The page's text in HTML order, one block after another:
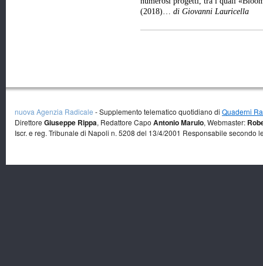
(2018)… di Giovanni Lauricella
nuova Agenzia Radicale - Supplemento telematico quotidiano di Quaderni
Direttore Giuseppe Rippa, Redattore Capo Antonio Marulo, Webmaster:
Iscr. e reg. Tribunale di Napoli n. 5208 del 13/4/2001 Responsabile secondo